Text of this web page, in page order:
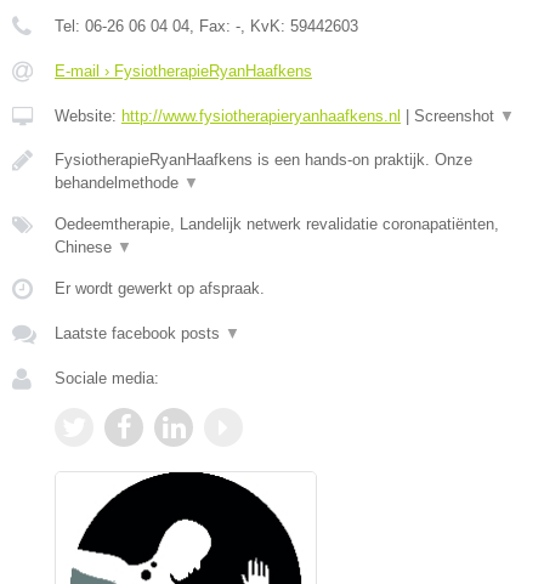
Tel: 06-26 06 04 04 , Fax: - , KvK: 59442603
E-mail › FysiotherapieRyanHaafkens
Website: http://www.fysiotherapieryanhaafkens.nl Screenshot ▼
FysiotherapieRyanHaafkens is een hands-on praktijk. Onze
behandelmethode ▼
Oedeemtherapie, Landelijk netwerk revalidatie coronapatiënten,
Chinese ▼
Er wordt gewerkt op afspraak.
Laatste facebook posts ▼
Sociale media: